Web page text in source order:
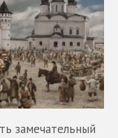
замечательный